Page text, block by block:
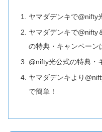
ヤマダデンキで@nifty
ヤマダデンキで@nifty
の特典・キャンペーン
@nifty光公式の特典・
ヤマダデンキより
で簡単！